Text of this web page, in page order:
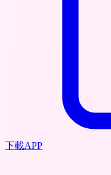
下載APP